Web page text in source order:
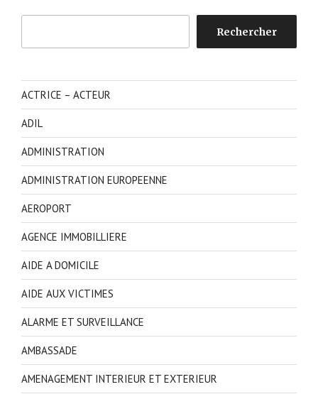
Rechercher
ACTRICE – ACTEUR
ADIL
ADMINISTRATION
ADMINISTRATION EUROPEENNE
AEROPORT
AGENCE IMMOBILLIERE
AIDE A DOMICILE
AIDE AUX VICTIMES
ALARME ET SURVEILLANCE
AMBASSADE
AMENAGEMENT INTERIEUR ET EXTERIEUR